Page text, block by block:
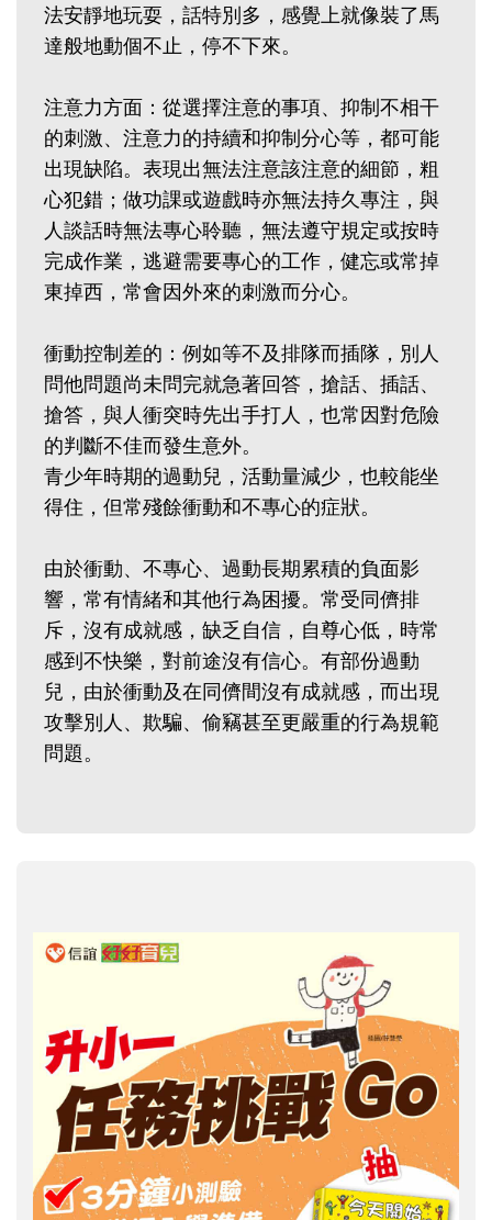
法安靜地玩耍，話特別多，感覺上就像裝了馬
達般地動個不止，停不下來。
注意力方面：從選擇注意的事項、抑制不相干
的刺激、注意力的持續和抑制分心等，都可能
出現缺陷。表現出無法注意該注意的細節，粗
心犯錯；做功課或遊戲時亦無法持久專注，與
人談話時無法專心聆聽，無法遵守規定或按時
完成作業，逃避需要專心的工作，健忘或常掉
東掉西，常會因外來的刺激而分心。
衝動控制差的：例如等不及排隊而插隊，別人
問他問題尚未問完就急著回答，搶話、插話、
搶答，與人衝突時先出手打人，也常因對危險
的判斷不佳而發生意外。
青少年時期的過動兒，活動量減少，也較能坐
得住，但常殘餘衝動和不專心的症狀。
由於衝動、不專心、過動長期累積的負面影
響，常有情緒和其他行為困擾。常受同儕排
斥，沒有成就感，缺乏自信，自尊心低，時常
感到不快樂，對前途沒有信心。有部份過動
兒，由於衝動及在同儕間沒有成就感，而出現
攻擊別人、欺騙、偷竊甚至更嚴重的行為規範
問題。